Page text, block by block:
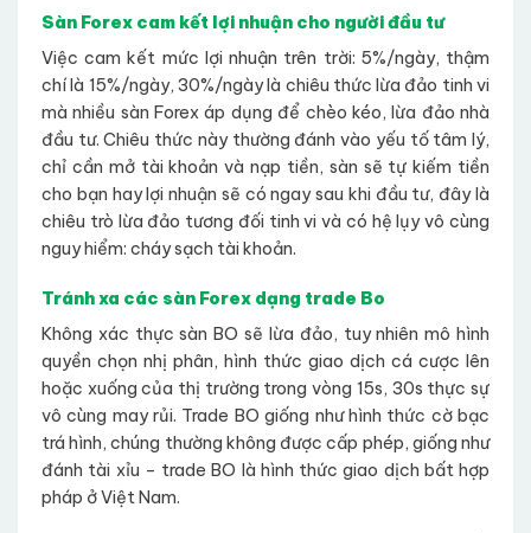
Sàn Forex cam kết lợi nhuận cho người đầu tư
Việc cam kết mức lợi nhuận trên trời: 5%/ngày, thậm
chí là 15%/ngày, 30%/ngày là chiêu thức lừa đảo tinh vi
mà nhiều sàn Forex áp dụng để chèo kéo, lừa đảo nhà
đầu tư. Chiêu thức này thường đánh vào yếu tố tâm lý,
chỉ cần mở tài khoản và nạp tiền, sàn sẽ tự kiếm tiền
cho bạn hay lợi nhuận sẽ có ngay sau khi đầu tư, đây là
chiêu trò lừa đảo tương đối tinh vi và có hệ lụy vô cùng
nguy hiểm: cháy sạch tài khoản.
Tránh xa các sàn Forex dạng trade Bo
Không xác thực sàn BO sẽ lừa đảo, tuy nhiên mô hình
quyền chọn nhị phân, hình thức giao dịch cá cược lên
hoặc xuống của thị trường trong vòng 15s, 30s thực sự
vô cùng may rủi. Trade BO giống như hình thức cờ bạc
trá hình, chúng thường không được cấp phép, giống như
đánh tài xỉu – trade BO là hình thức giao dịch bất hợp
pháp ở Việt Nam.